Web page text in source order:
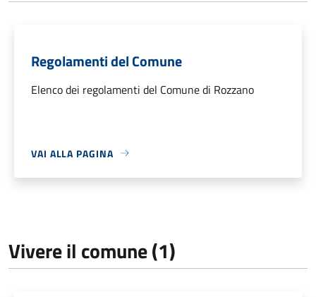
Regolamenti del Comune
Elenco dei regolamenti del Comune di Rozzano
VAI ALLA PAGINA
Vivere il comune (1)